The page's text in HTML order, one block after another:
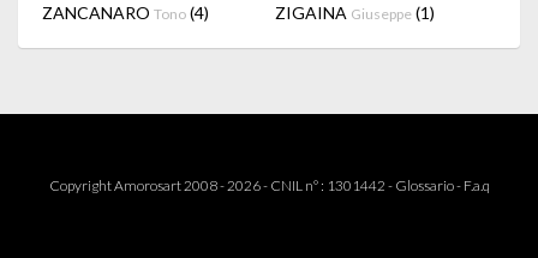
ZANCANARO Tono (4) ZIGAINA Giuseppe (1)
Copyright Amorosart 2008 - 2026 - CNIL n° : 1301442 - Glossario- F.a.q